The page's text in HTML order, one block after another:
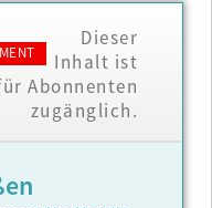
Dieser
Inhalt ist
Abonnenten
zugänglich.